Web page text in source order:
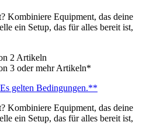
Kombiniere Equipment, das deine
ein Setup, das für alles bereit ist,
2 Artikeln
3 oder mehr Artikeln*
Es gelten Bedingungen.**
Kombiniere Equipment, das deine
ein Setup, das für alles bereit ist,